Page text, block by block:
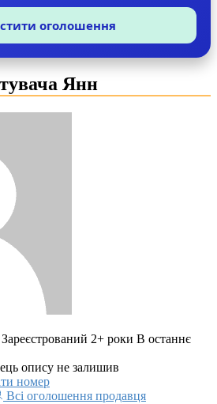
оголошення
Янн
Зареєстрований 2+ роки В останнє
опису не залишив
номер
Всі оголошення продавця